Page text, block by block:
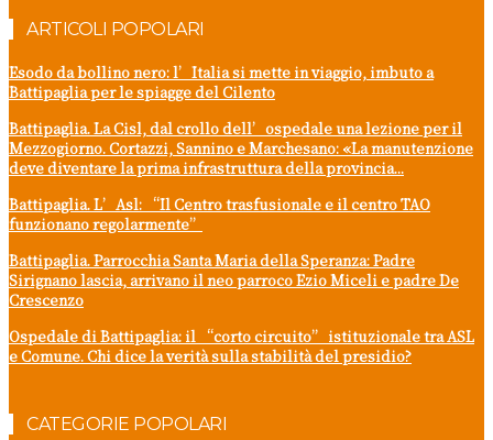
ARTICOLI POPOLARI
Esodo da bollino nero: l’Italia si mette in viaggio, imbuto a
Battipaglia per le spiagge del Cilento
Battipaglia. La Cisl, dal crollo dell’ospedale una lezione per il
Mezzogiorno. Cortazzi, Sannino e Marchesano: «La manutenzione
deve diventare la prima infrastruttura della provincia...
Battipaglia. L’Asl: “Il Centro trasfusionale e il centro TAO
funzionano regolarmente”
Battipaglia. Parrocchia Santa Maria della Speranza: Padre
Sirignano lascia, arrivano il neo parroco Ezio Miceli e padre De
Crescenzo
Ospedale di Battipaglia: il “corto circuito” istituzionale tra ASL
e Comune. Chi dice la verità sulla stabilità del presidio?
CATEGORIE POPOLARI